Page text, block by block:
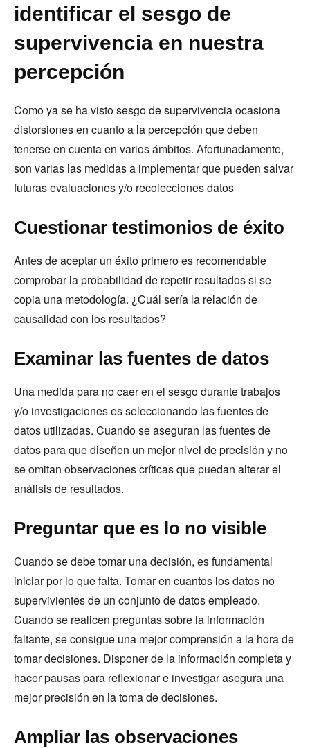
identificar el sesgo de
supervivencia en nuestra
percepción
Como ya se ha visto sesgo de supervivencia ocasiona
distorsiones en cuanto a la percepción que deben
tenerse en cuenta en varios ámbitos. Afortunadamente,
son varias las medidas a implementar que pueden salvar
futuras evaluaciones y/o recolecciones datos
Cuestionar testimonios de éxito
Antes de aceptar un éxito primero es recomendable
comprobar la probabilidad de repetir resultados si se
copia una metodología. ¿Cuál sería la relación de
causalidad con los resultados?
Examinar las fuentes de datos
Una medida para no caer en el sesgo durante trabajos
y/o investigaciones es seleccionando las fuentes de
datos utilizadas. Cuando se aseguran las fuentes de
datos para que diseñen un mejor nivel de precisión y no
se omitan observaciones críticas que puedan alterar el
análisis de resultados.
Preguntar que es lo no visible
Cuando se debe tomar una decisión, es fundamental
iniciar por lo que falta. Tomar en cuantos los datos no
supervivientes de un conjunto de datos empleado.
Cuando se realicen preguntas sobre la información
faltante, se consigue una mejor comprensión a la hora de
tomar decisiones. Disponer de la información completa y
hacer pausas para reflexionar e investigar asegura una
mejor precisión en la toma de decisiones.
Ampliar las observaciones